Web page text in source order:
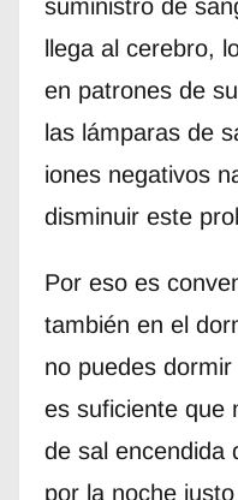
suministro de
llega al cerebro,
en patrones de
las lámparas de
iones negativos
disminuir este
Por eso es
también en el
no puedes
es suficiente que
de sal encendida
por la noche